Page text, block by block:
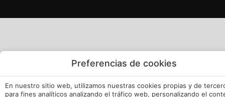
Preferencias de cookies
En nuestro sitio web, utilizamos nuestras cookies propias y de
para fines analíticos analizando el tráfico web, personalizando el